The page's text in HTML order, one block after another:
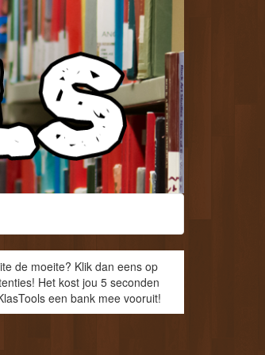
de moeite? Klik dan eens op
Het kost jou 5 seconden
een bank mee vooruit!